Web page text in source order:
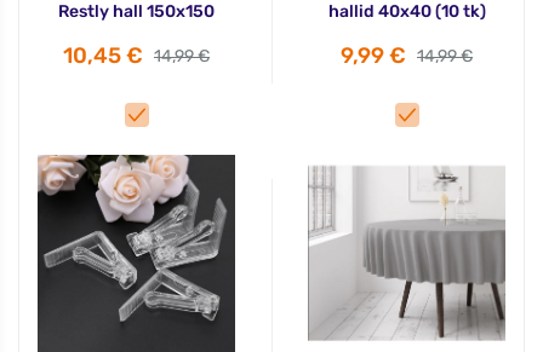
Restly hall 150x150
10,45 € 14,99 €
hallid 40x40 (10 tk)
9,99 € 14,99 €